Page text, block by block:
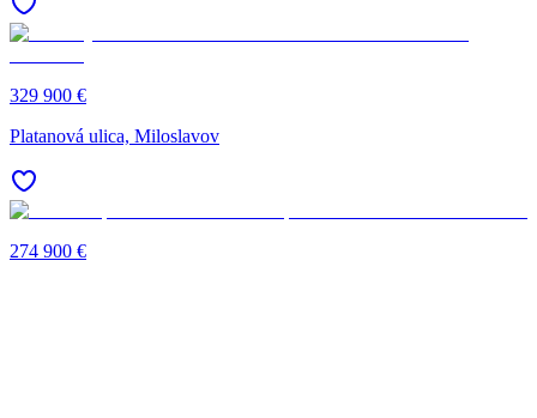
329 900 €
Platanová ulica, Miloslavov
274 900 €